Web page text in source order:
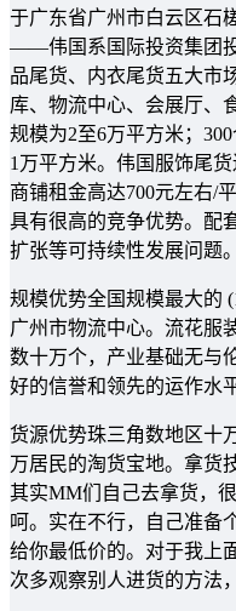
于广东省广州市白云区石
——伟国系国际投资集团
品尾货、内衣尾货五大市
库、物流中心、会展厅、
规模为2至6万平方米；
1万平方米。伟国服饰尾
商铺租金高达700元左右/
具有很高的竞争优势。配
扩张等可持续性发展问题。
规模优势全国规模最大的
广州市物流中心。流花服
数十万个，产业基础无与
好的信誉和领先的运作水
货源优势珠三角数地区十
万居民的淘货宝地。拿
其实MM们自己去拿货，
呵。实在不行，自己准备
给你最低价的。对于我上
次多观察别人进货的方法